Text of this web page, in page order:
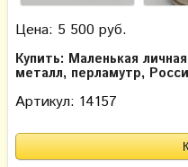
Цена: 5 500 руб.
Купить: Маленькая
металл, перламутр,
Артикул: 14157